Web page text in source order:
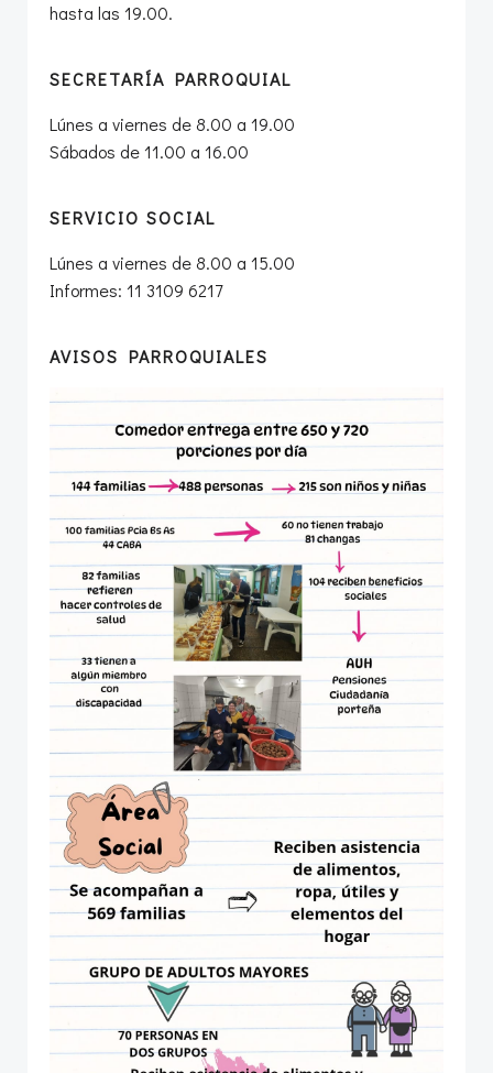
hasta las 19.00.
SECRETARÍA PARROQUIAL
Lúnes a viernes de 8.00 a 19.00
Sábados de 11.00 a 16.00
SERVICIO SOCIAL
Lúnes a viernes de 8.00 a 15.00
Informes: 11 3109 6217
AVISOS PARROQUIALES